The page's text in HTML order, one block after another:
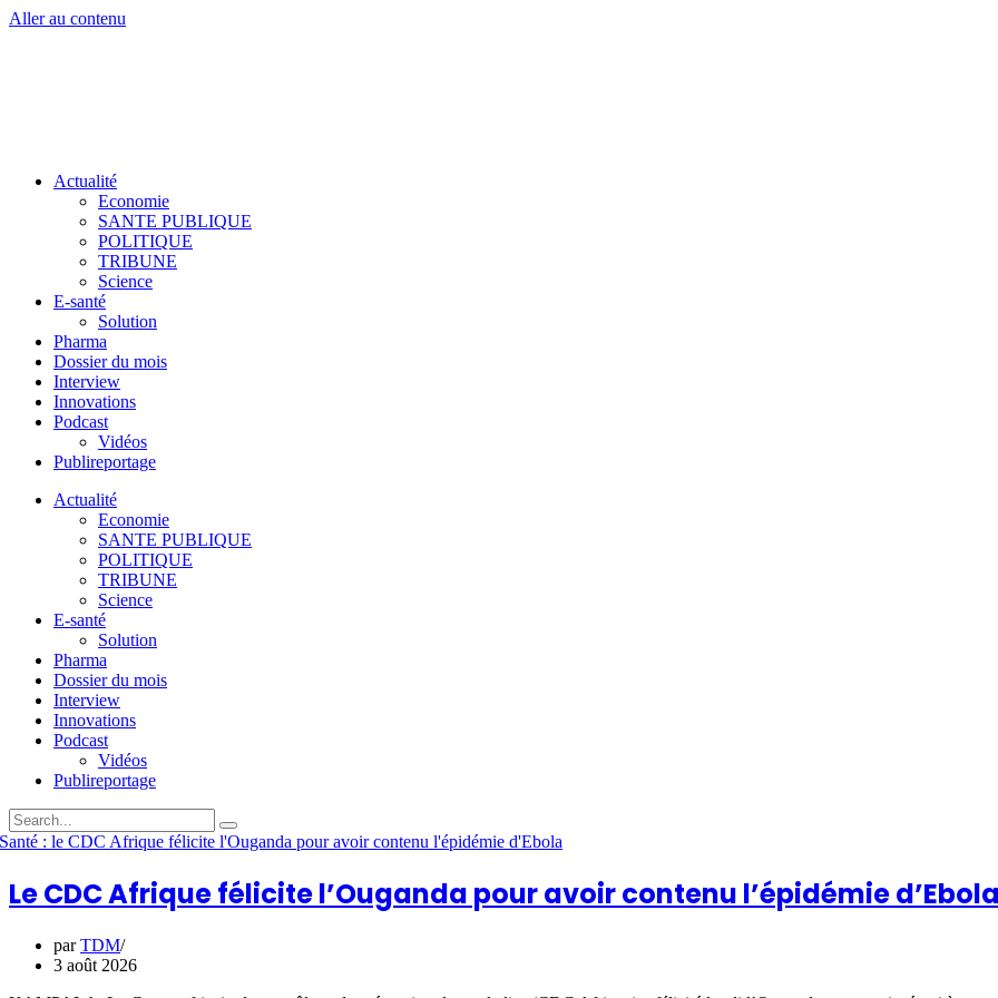
Aller au contenu
Actualité
Economie
SANTE PUBLIQUE
POLITIQUE
TRIBUNE
Science
E-santé
Solution
Pharma
Dossier du mois
Interview
Innovations
Podcast
Vidéos
Publireportage
Actualité
Economie
SANTE PUBLIQUE
POLITIQUE
TRIBUNE
Science
E-santé
Solution
Pharma
Dossier du mois
Interview
Innovations
Podcast
Vidéos
Publireportage
Le CDC Afrique félicite l’Ouganda pour avoir contenu l’épidémie
parTDM
3 août 2026